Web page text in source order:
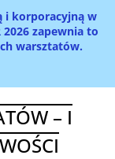
i korporacyjną w
zapewnia to
warsztatów.
– I